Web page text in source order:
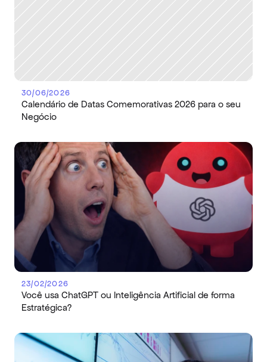
30/06/2026
Calendário de Datas Comemorativas 2026 para o seu
Negócio
23/02/2026
Você usa ChatGPT ou Inteligência Artificial de forma
Estratégica?